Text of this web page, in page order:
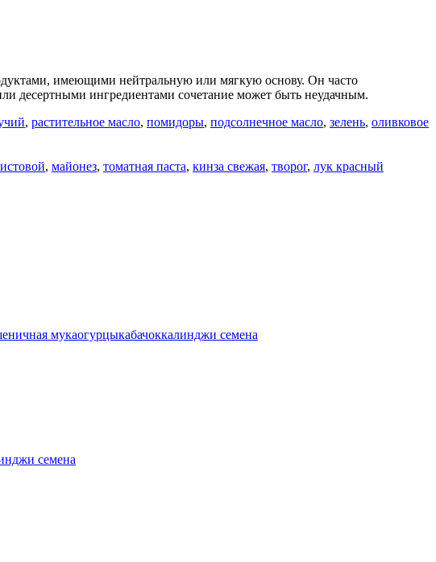
имеющими нейтральную или мягкую основу. Он часто
десертными ингредиентами сочетание может быть неудачным.
, растительное масло, помидоры, подсолнечное масло, зелень, оливковое
, майонез, томатная паста, кинза свежая, творог, лук красный
мукаогурцыкабачоккалинджи семена
семена